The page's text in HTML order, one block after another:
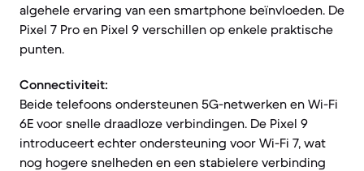
algehele ervaring van een smartphone beïnvloeden. De
Pixel 7 Pro en Pixel 9 verschillen op enkele praktische
punten.
Connectiviteit:
Beide telefoons ondersteunen 5G-netwerken en Wi-Fi
6E voor snelle draadloze verbindingen. De Pixel 9
introduceert echter ondersteuning voor Wi-Fi 7, wat
nog hogere snelheden en een stabielere verbinding